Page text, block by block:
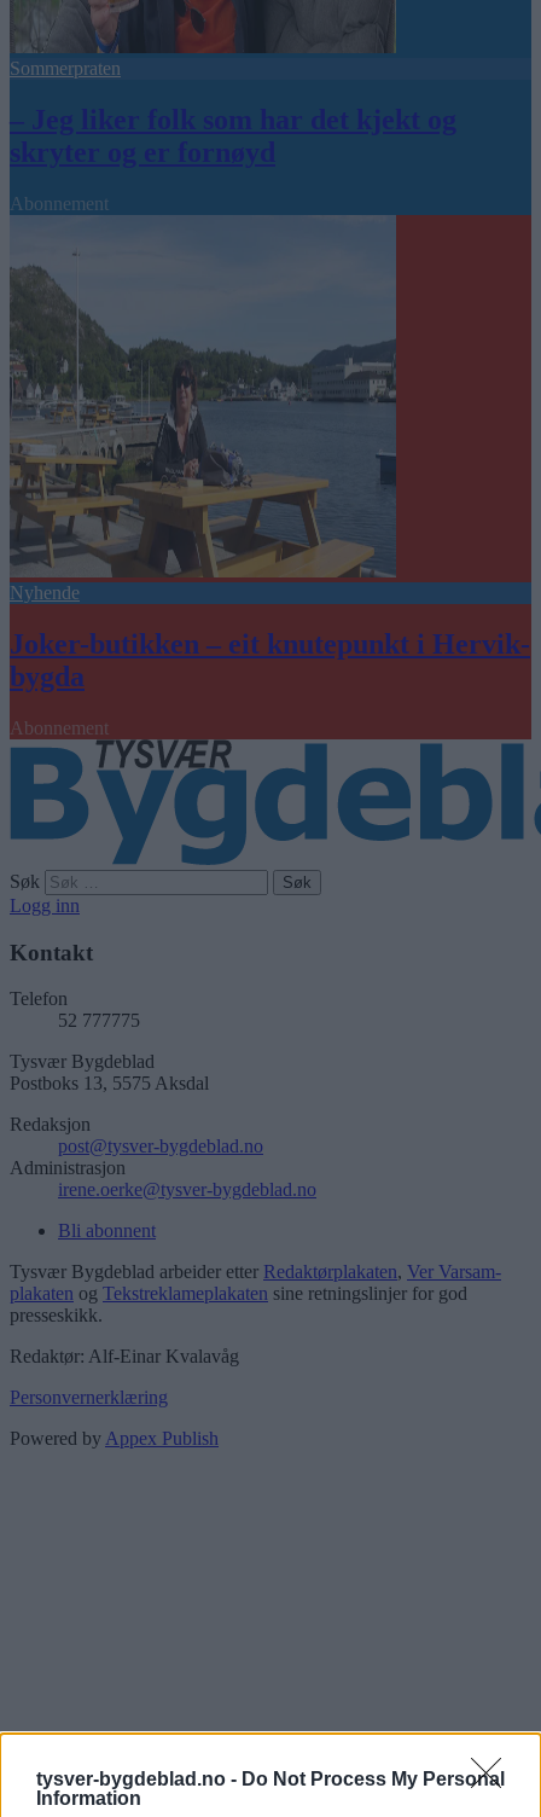
tysver-bygdeblad.no - Do Not Process My Personal
Information
Sommerpraten
– Jeg liker folk som har det kjekt og
skryter og er fornøyd
Abonnement
Nyhende
Joker-butikken – eit knutepunkt i Hervik-
bygda
Abonnement
Søk
Logg inn
Kontakt
Telefon
52 777775
Tysvær Bygdeblad
Postboks 13, 5575 Aksdal
Redaksjon
post@tysver-bygdeblad.no
Administrasjon
irene.oerke@tysver-bygdeblad.no
Bli abonnent
Tysvær Bygdeblad arbeider etter Redaktørplakaten, Ver Varsam-
plakaten og Tekstreklameplakaten sine retningslinjer for god
presseskikk.
Redaktør: Alf-Einar Kvalavåg
Personvernerklæring
Powered by Appex Publish